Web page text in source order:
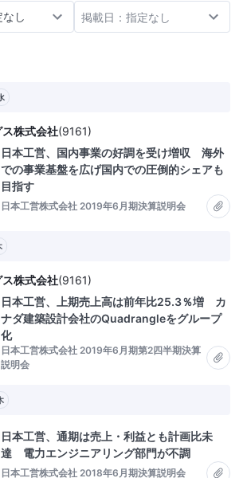
し 掲載日：指定なし
株式会社(9161)
日本工営、国内事業の好調を受け増収 海外
での事業基盤を広げ国内での圧倒的シェアも
目指す
日本工営株式会社 2019年6月期決算説明会
株式会社(9161)
日本工営、上期売上高は前年比25.3％増 カ
ナダ建築設計会社のQuadrangleをグループ
化
日本工営株式会社 2019年6月期第2四半期決算
説明会
日本工営、通期は売上・利益とも計画比未
達 電力エンジニアリング部門が不調
日本工営株式会社 2018年6月期決算説明会